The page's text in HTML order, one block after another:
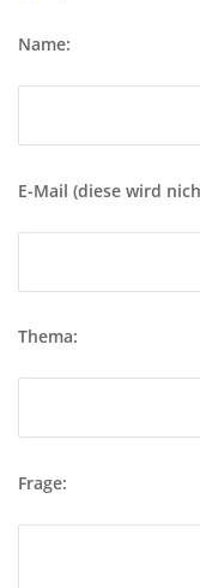
Name:
E-Mail (diese wird
Thema:
Frage: